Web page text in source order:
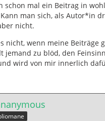
schon mal ein Beitrag in
man sich, als Autor*in
nicht.
nicht, wenn meine Beiträge
jemand zu blöd, den
wird von mir innerlich